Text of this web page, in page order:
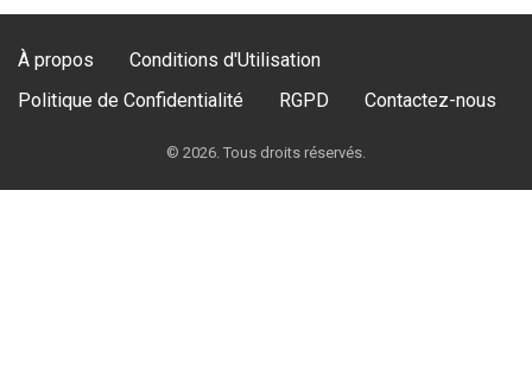
À propos
Conditions d'Utilisation
Politique de Confidentialité
RGPD Contactez-nous
© 2026. Tous droits réservés.